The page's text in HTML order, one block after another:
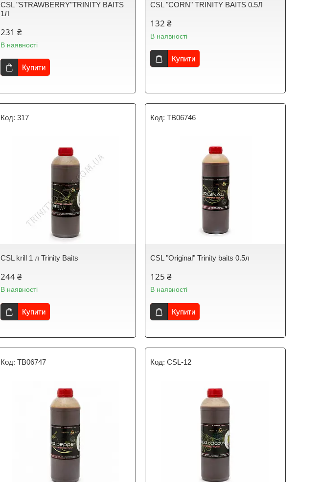
CSL "STRAWBERRY"TRINITY BAITS
1Л
231 ₴
В наявності
Купити
CSL "CORN" TRINITY BAITS 0.5Л
132 ₴
В наявності
Купити
317
CSL krill 1 л Trinity Baits
244 ₴
В наявності
Купити
TB06746
CSL "Original" Trinity baits 0.5л
125 ₴
В наявності
Купити
TB06747 CSL-12